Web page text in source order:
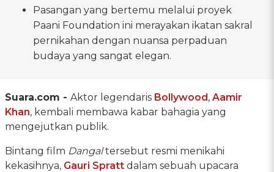
Pasangan yang bertemu melalui proyek
Paani Foundation ini merayakan ikatan sakral
pernikahan dengan nuansa perpaduan
budaya yang sangat elegan.
Suara.com - Aktor legendaris Bollywood, Aamir
Khan, kembali membawa kabar bahagia yang
mengejutkan publik.
Bintang film Dangaltersebut resmi menikahi
kekasihnya, Gauri Spratt dalam sebuah upacara